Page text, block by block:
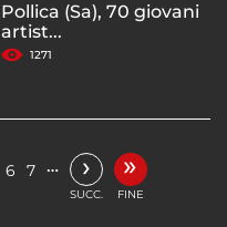
Pollica (Sa), 70 giovani
artist...
1271
6 7 … ›
SUCC.
»
FINE